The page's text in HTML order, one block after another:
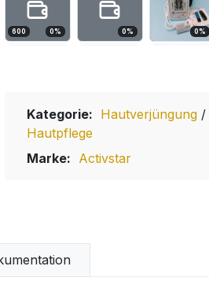
600 0% 0% 0%
Kategorie: Hautverjüngung /
Hautpflege
Marke: Activstar